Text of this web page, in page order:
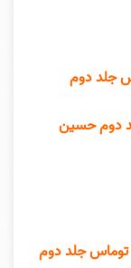
جلد دوم
دوم حسین
توماس جلد دوم